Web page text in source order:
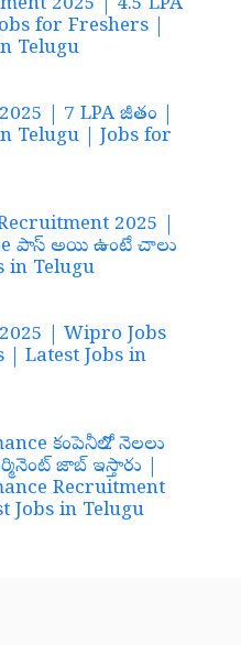
for Freshers |
Telugu
| 7 LPA జీతం |
Telugu | Jobs for
2025 |
పాస్ అయి ఉంటే చాలు
in Telugu
| Wipro Jobs
| Latest Jobs in
కంపెనీలో 2 నెలలు
జాబ్ ఇస్తారు |
Recruitment
Jobs in Telugu